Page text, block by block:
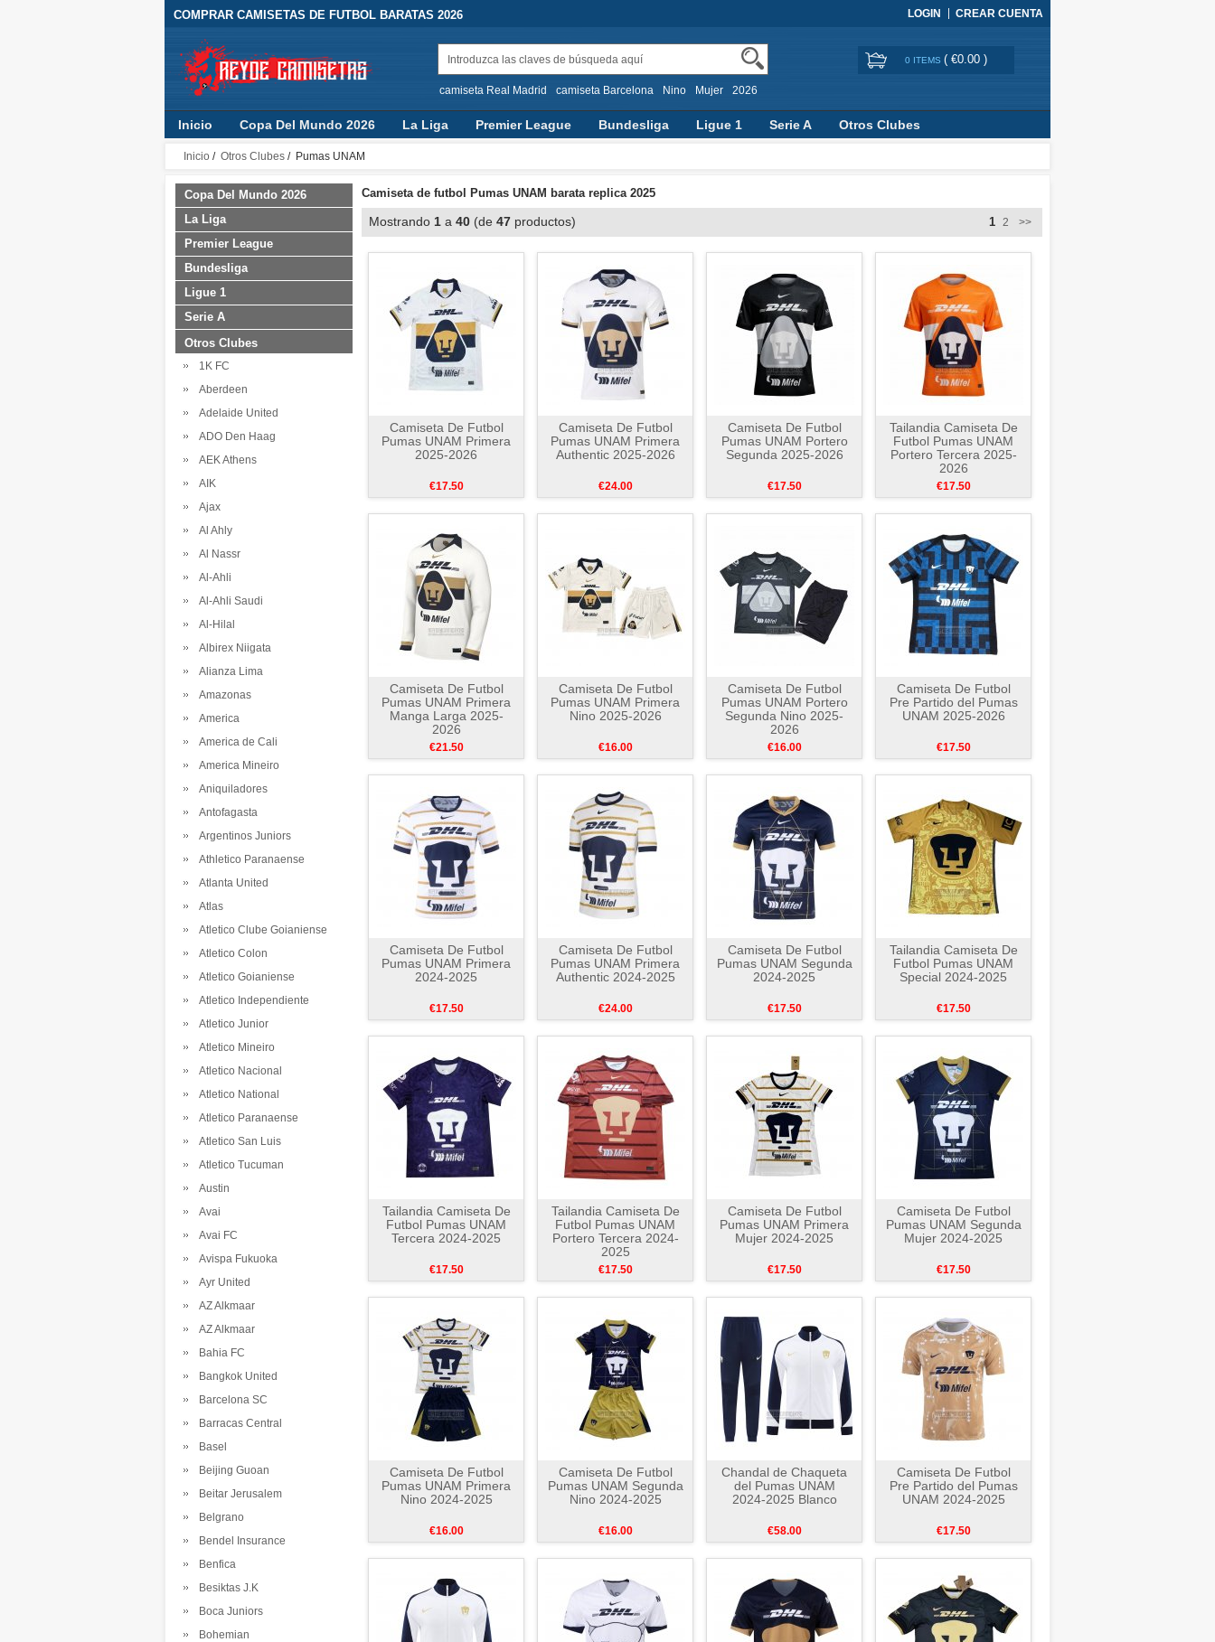
COMPRAR CAMISETAS DE FUTBOL BARATAS 2026 LOGIN CREAR CUENTA
camiseta Real Madrid camiseta Barcelona Nino Mujer 2026
0 ITEMS ( €0.00 )
Inicio Copa Del Mundo 2026 La Liga Premier League Bundesliga Ligue 1 Serie A Otros Clubes
Inicio / Otros Clubes / Pumas UNAM
Copa Del Mundo 2026
La Liga
Premier League
Bundesliga
Ligue 1
Serie A
Otros Clubes
1K FC
Aberdeen
Adelaide United
ADO Den Haag
AEK Athens
AIK
Ajax
Al Ahly
Al Nassr
Al-Ahli
Al-Ahli Saudi
Al-Hilal
Albirex Niigata
Alianza Lima
Amazonas
America
America de Cali
America Mineiro
Aniquiladores
Antofagasta
Argentinos Juniors
Athletico Paranaense
Atlanta United
Atlas
Atletico Clube Goianiense
Atletico Colon
Atletico Goianiense
Atletico Independiente
Atletico Junior
Atletico Mineiro
Atletico Nacional
Atletico National
Atletico Paranaense
Atletico San Luis
Atletico Tucuman
Austin
Avai
Avai FC
Avispa Fukuoka
Ayr United
AZ Alkmaar
AZ Alkmaar
Bahia FC
Bangkok United
Barcelona SC
Barracas Central
Basel
Beijing Guoan
Beitar Jerusalem
Belgrano
Bendel Insurance
Benfica
Besiktas J.K
Boca Juniors
Bohemian
Camiseta de futbol Pumas UNAM barata replica 2025
Mostrando 1 a 40 (de 47 productos) 1 2 >>
Camiseta De Futbol
Pumas UNAM Primera
2025-2026
€17.50
Camiseta De Futbol
Pumas UNAM Primera
Authentic 2025-2026
€24.00
Camiseta De Futbol
Pumas UNAM Portero
Segunda 2025-2026
€17.50
Tailandia Camiseta De
Futbol Pumas UNAM
Portero Tercera 2025-
2026
€17.50
Camiseta De Futbol
Pumas UNAM Primera
Manga Larga 2025-
2026
€21.50
Camiseta De Futbol
Pumas UNAM Primera
Nino 2025-2026
€16.00
Camiseta De Futbol
Pumas UNAM Portero
Segunda Nino 2025-
2026
€16.00
Camiseta De Futbol
Pre Partido del Pumas
UNAM 2025-2026
€17.50
Camiseta De Futbol
Pumas UNAM Primera
2024-2025
€17.50
Camiseta De Futbol
Pumas UNAM Primera
Authentic 2024-2025
€24.00
Camiseta De Futbol
Pumas UNAM Segunda
2024-2025
€17.50
Tailandia Camiseta De
Futbol Pumas UNAM
Special 2024-2025
€17.50
Tailandia Camiseta De
Futbol Pumas UNAM
Tercera 2024-2025
€17.50
Tailandia Camiseta De
Futbol Pumas UNAM
Portero Tercera 2024-
2025
€17.50
Camiseta De Futbol
Pumas UNAM Primera
Mujer 2024-2025
€17.50
Camiseta De Futbol
Pumas UNAM Segunda
Mujer 2024-2025
€17.50
Camiseta De Futbol
Pumas UNAM Primera
Nino 2024-2025
€16.00
Camiseta De Futbol
Pumas UNAM Segunda
Nino 2024-2025
€16.00
Chandal de Chaqueta
del Pumas UNAM
2024-2025 Blanco
€58.00
Camiseta De Futbol
Pre Partido del Pumas
UNAM 2024-2025
€17.50